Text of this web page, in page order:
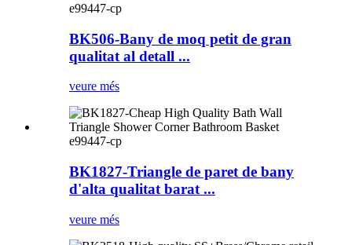
e99447-cp
BK506-Bany de moq petit de gran
qualitat al detall ...
veure més
e99447-cp
BK1827-Triangle de paret de bany
d'alta qualitat barat ...
veure més